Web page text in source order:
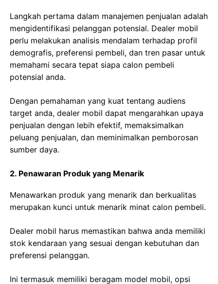
Langkah pertama dalam manajemen penjualan adalah
mengidentifikasi pelanggan potensial. Dealer mobil
perlu melakukan analisis mendalam terhadap profil
demografis, preferensi pembeli, dan tren pasar untuk
memahami secara tepat siapa calon pembeli
potensial anda.
Dengan pemahaman yang kuat tentang audiens
target anda, dealer mobil dapat mengarahkan upaya
penjualan dengan lebih efektif, memaksimalkan
peluang penjualan, dan meminimalkan pemborosan
sumber daya.
2. Penawaran Produk yang Menarik
Menawarkan produk yang menarik dan berkualitas
merupakan kunci untuk menarik minat calon pembeli.
Dealer mobil harus memastikan bahwa anda memiliki
stok kendaraan yang sesuai dengan kebutuhan dan
preferensi pelanggan.
Ini termasuk memiliki beragam model mobil, opsi